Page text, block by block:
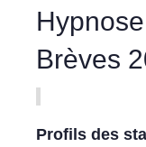
Brèves
Profils des